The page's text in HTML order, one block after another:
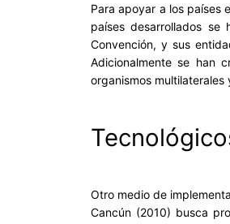
Para apoyar a los países
países desarrollados se
Convención, y sus
Adicionalmente se han
organismos multilaterales
Otro medio de
Cancún (2010) busca